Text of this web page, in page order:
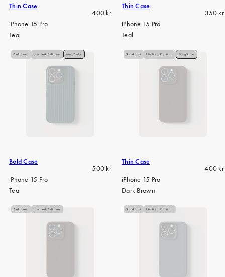
Thin Case
Regular
400 kr
iPhone 15 Pro
Teal
Thin Case
350 kr
iPhone 15 Pro
Teal
Sold out Limited Edition MagSafe
Bold Case
Regular
500 kr
iPhone 15 Pro
Teal
Sold out Limited Edition MagSafe
Thin Case
400 kr
iPhone 15 Pro
Dark Brown
Sold out Limited Edition Sold out Limited Edition